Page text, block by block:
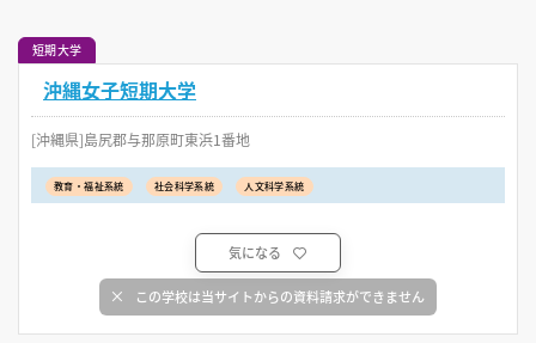
短期大学
沖縄女子短期大学
[沖縄県]島尻郡与那原町東浜1番地
教育・福祉系統 社会科学系統 人文科学系統
気になる
この学校は当サイトからの資料請求ができません